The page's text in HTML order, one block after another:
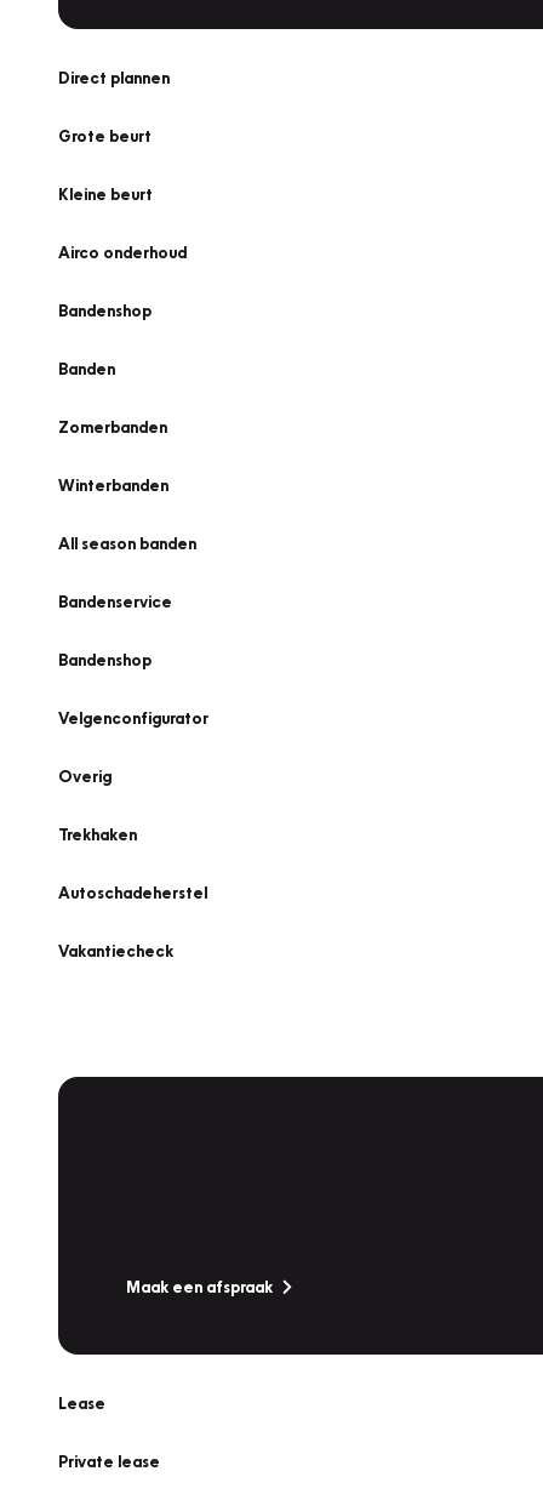
Direct plannen
Grote beurt
Kleine beurt
Airco onderhoud
Bandenshop
Banden
Zomerbanden
Winterbanden
All season banden
Bandenservice
Bandenshop
Velgenconfigurator
Overig
Trekhaken
Autoschadeherstel
Vakantiecheck
Maak een afspraak
Lease
Private lease